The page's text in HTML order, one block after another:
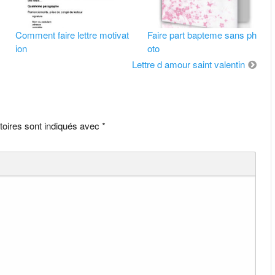
Comment faire lettre motivat
ion
Faire part bapteme sans ph
oto
Lettre d amour saint valentin
sont indiqués avec *